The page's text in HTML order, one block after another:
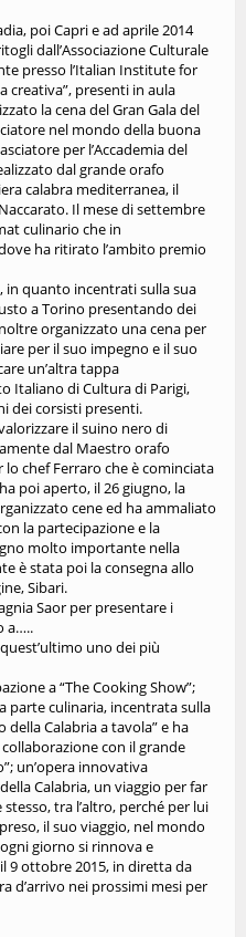
poi Capri e ad aprile 2014
dall’Associazione Culturale
presso l’Italian Institute for
creativa”, presenti in aula
la cena del Gran Gala del
nel mondo della buona
per l’Accademia del
dal grande orafo
calabra mediterranea, il
Il mese di settembre
culinario che in
ha ritirato l’ambito premio
quanto incentrati sulla sua
a Torino presentando dei
organizzato una cena per
per il suo impegno e il suo
un’altra tappa
Italiano di Cultura di Parigi,
dei corsisti presenti.
il suino nero di
dal Maestro orafo
chef Ferraro che è cominciata
poi aperto, il 26 giugno, la
cene ed ha ammaliato
la partecipazione e la
molto importante nella
è stata poi la consegna allo
Sibari.
Saor per presentare i
a…..
uno dei più
a “The Cooking Show”;
parte culinaria, incentrata sulla
Calabria a tavola” e ha
con il grande
un’opera innovativa
Calabria, un viaggio per far
tra l’altro, perché per lui
il suo viaggio, nel mondo
giorno si rinnova e
9 ottobre 2015, in diretta da
d’arrivo nei prossimi mesi per